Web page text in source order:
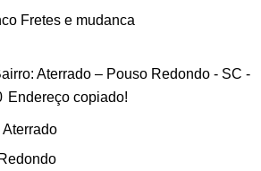
Fretes e mudanca
Aterrado – Pouso Redondo - SC -
Endereço copiado!
Aterrado